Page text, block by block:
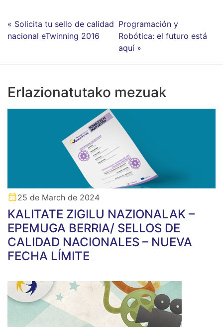
« Solicita tu sello de calidad
nacional eTwinning 2016
Programación y
Robótica: el futuro está
aquí »
Erlazionatutako mezuak
25 de March de 2024
KALITATE ZIGILU NAZIONALAK –
EPEMUGA BERRIA/ SELLOS DE
CALIDAD NACIONALES – NUEVA
FECHA LÍMITE